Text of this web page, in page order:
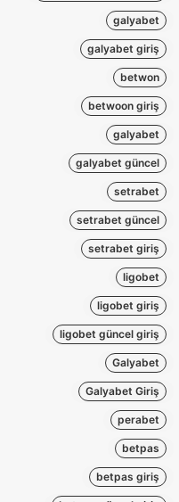
galyabet
galyabet giriş
betwon
betwoon giriş
galyabet
galyabet güncel
setrabet
setrabet güncel
setrabet giriş
ligobet
ligobet giriş
ligobet güncel giriş
Galyabet
Galyabet Giriş
perabet
betpas
betpas giriş